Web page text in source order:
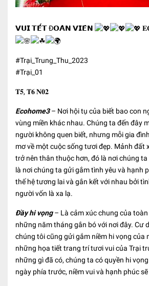
𝗩𝗨𝗜 𝗧𝗘̂́𝗧 Đ𝗢𝗔̀𝗡 𝗩𝗜𝗘̂𝗡
#Trại_Trung_Thu_2023
#Trại_01
𝐓𝟓, 𝐓𝟔 𝐍𝟎𝟐
Ecohome3– Nơi hội tụ của biết bao con
vùng miền khác nhau. Chúng ta đến đây
người không quen biết, nhưng mỗi gia
mơ về một cuộc sống tươi đẹp. Mảnh đất
trở nên thân thuộc hơn, đó là nơi chúng ta
là nơi chúng ta gửi gắm tình yêu và hạnh
thế hệ tương lai và gắn kết với nhau bởi
người vốn là xa lạ.
Đầy hi vọng– Là cảm xúc chung của toàn
những năm tháng gắn bó với nơi đây. Cư
chúng tôi cũng gửi gắm niềm hi vọng của
những họa tiết trang trí tươi vui của Trại
những gì đã có, chúng ta có quyền hi
ngày phía trước, niềm vui và hạnh phúc